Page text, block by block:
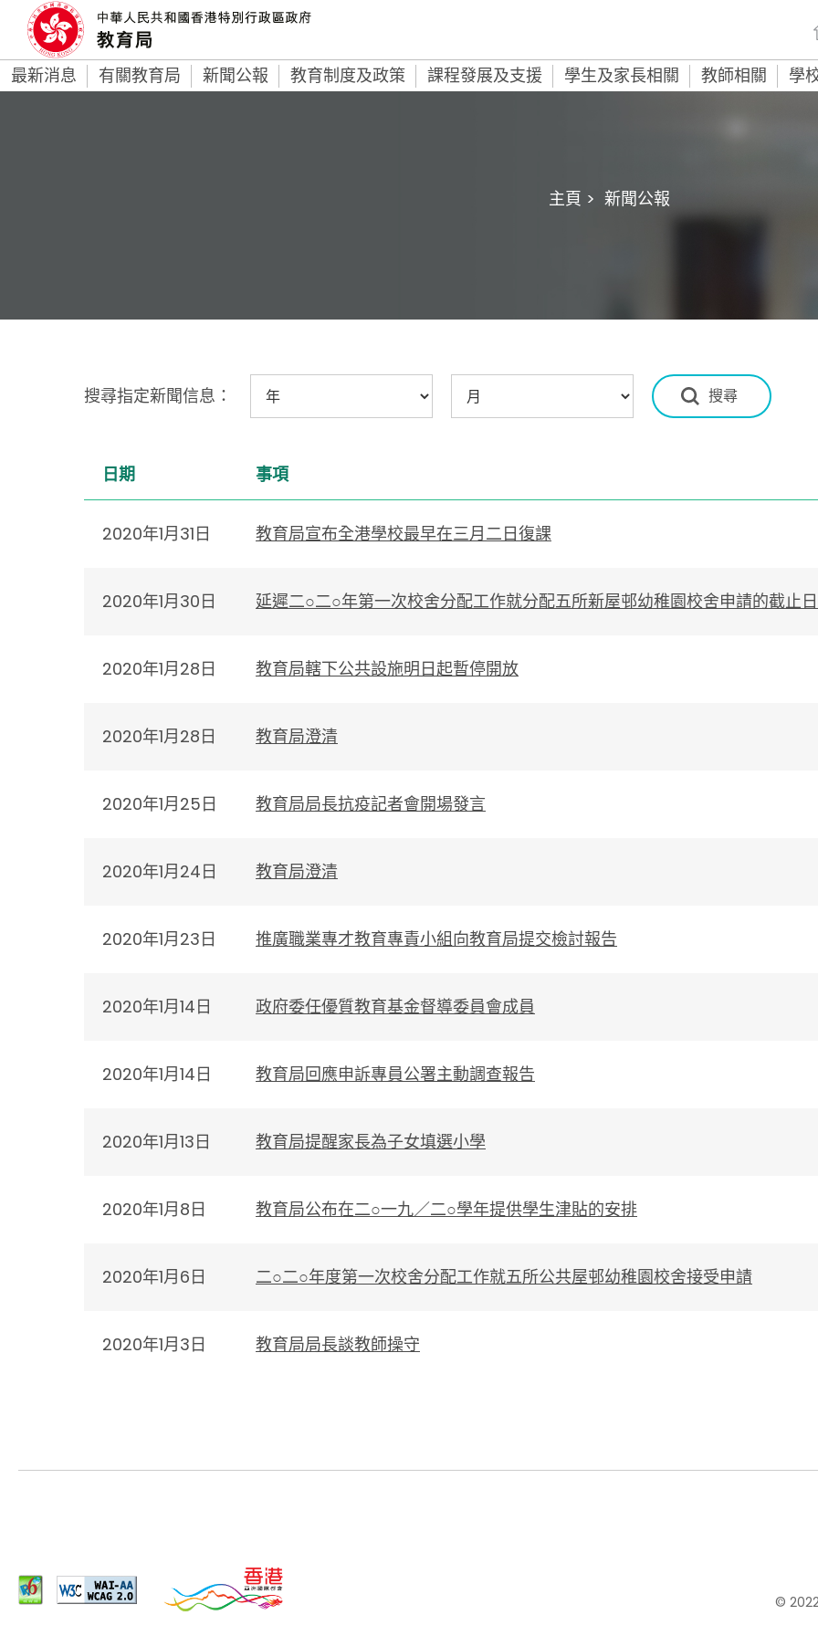
最新消息 有關教育局 新聞公報 教育制度及政策 課程發展及支援 學生及家長相關 教師相關 學
主頁 > 新聞公報
搜尋指定新聞信息：
日期 事項
2020年1月31日 教育局宣布全港學校最早在三月二日復課
2020年1月30日 延遲二○二○年第一次校舍分配工作就分配五所新屋邨幼稚園校舍申請的截止
2020年1月28日 教育局轄下公共設施明日起暫停開放
2020年1月28日 教育局澄清
2020年1月25日 教育局局長抗疫記者會開場發言
2020年1月24日 教育局澄清
2020年1月23日 推廣職業專才教育專責小組向教育局提交檢討報告
2020年1月14日 政府委任優質教育基金督導委員會成員
2020年1月14日 教育局回應申訴專員公署主動調查報告
2020年1月13日 教育局提醒家長為子女填選小學
2020年1月8日 教育局公布在二○一九／二○學年提供學生津貼的安排
2020年1月6日 二○二○年度第一次校舍分配工作就五所公共屋邨幼稚園校舍接受申請
2020年1月3日 教育局局長談教師操守
©